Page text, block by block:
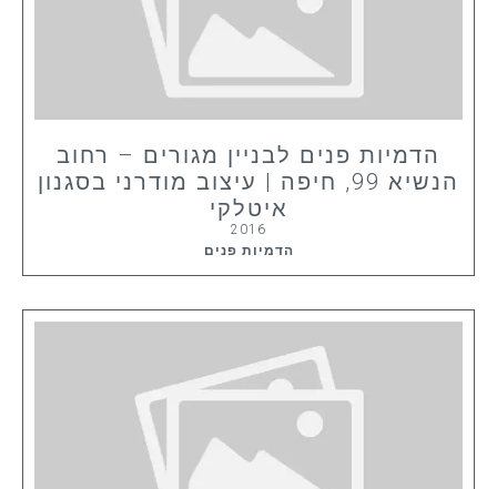
הדמיות פנים לבניין מגורים – רחוב
הנשיא 99, חיפה | עיצוב מודרני בסגנון
איטלקי
2016
הדמיות פנים